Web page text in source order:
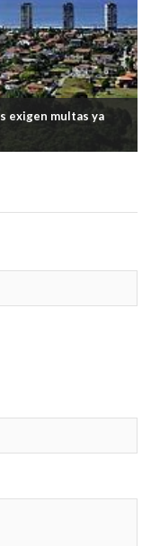
exigen multas ya